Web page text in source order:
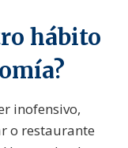
hábito
inofensivo,
o restaurante